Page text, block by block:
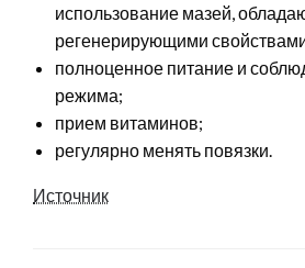
использование мазей,
регенерирующими
полноценное питание и
режима;
прием витаминов;
регулярно менять повязки.
Источник